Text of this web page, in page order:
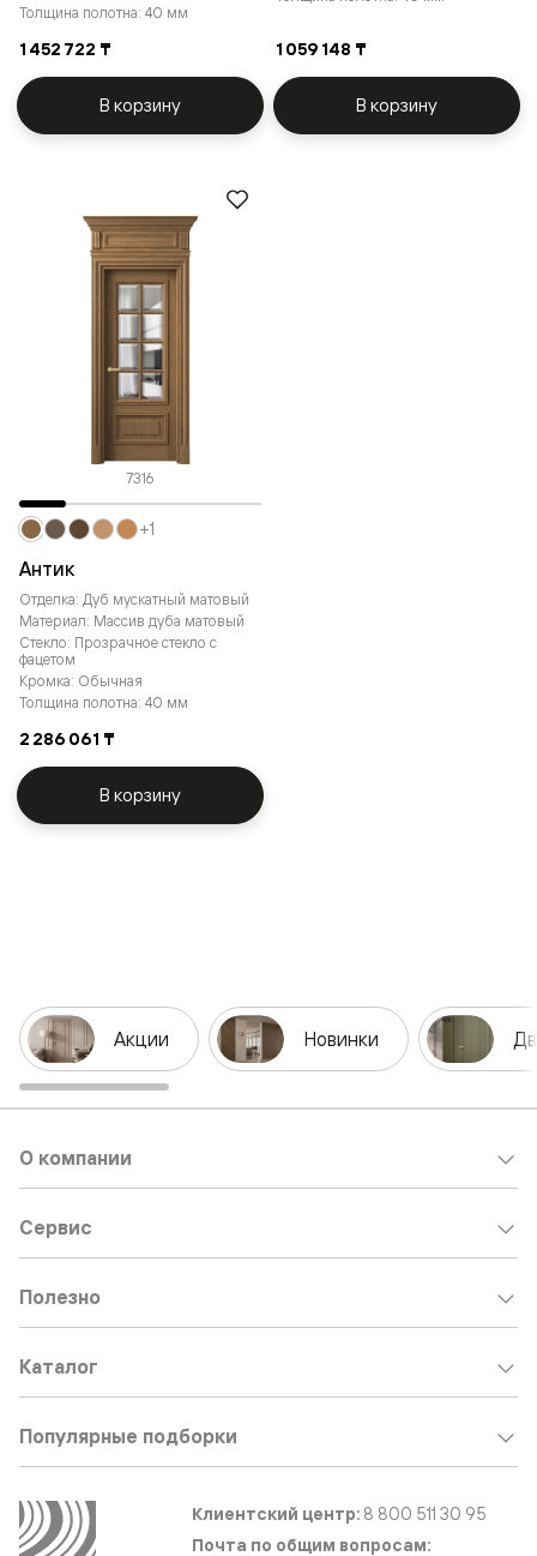
Толщина полотна: 40 мм
1 452 722 ₸
В корзину
1 059 148 ₸
В корзину
7316
Антик
Отделка: Дуб мускатный матовый
Материал: Массив дуба матовый
Стекло: Прозрачное стекло с
фацетом
Кромка: Обычная
Толщина полотна: 40 мм
2 286 061 ₸
+1
В корзину
Акции Новинки
О компании
Сервис
Полезно
Каталог
Популярные подборки
Клиентский центр: 8 800 511 30 95
Почта по общим вопросам: